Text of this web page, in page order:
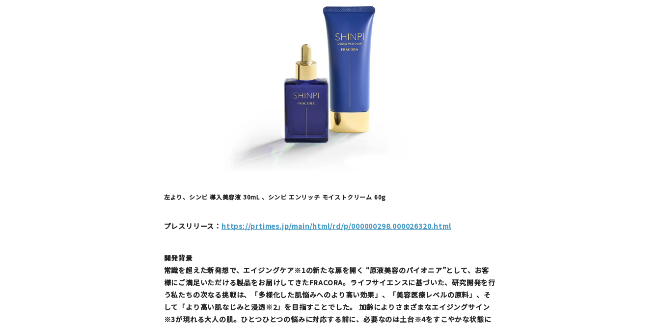
左より、シンピ 導入美容液 30mL 、シンピ エンリッチ モイストクリーム 60g
プレスリリース： https://prtimes.jp/main/html/rd/p/000000298.000026320.html
開発背景
常識を超えた新発想で、エイジングケア※1の新たな扉を開く “原液美容のパイオニア”として、お客
様にご満足いただける製品をお届けしてきたFRACORA。ライフサイエンスに基づいた、研究開発を行
う私たちの次なる挑戦は、「多様化した肌悩みへのより高い効果」、「美容医療レベルの原料」、そ
して「より高い肌なじみと浸透※2」を目指すことでした。 加齢によりさまざまなエイジングサイン
※3が現れる大人の肌。ひとつひとつの悩みに対応する前に、必要なのは土台※4をすこやかな状態に